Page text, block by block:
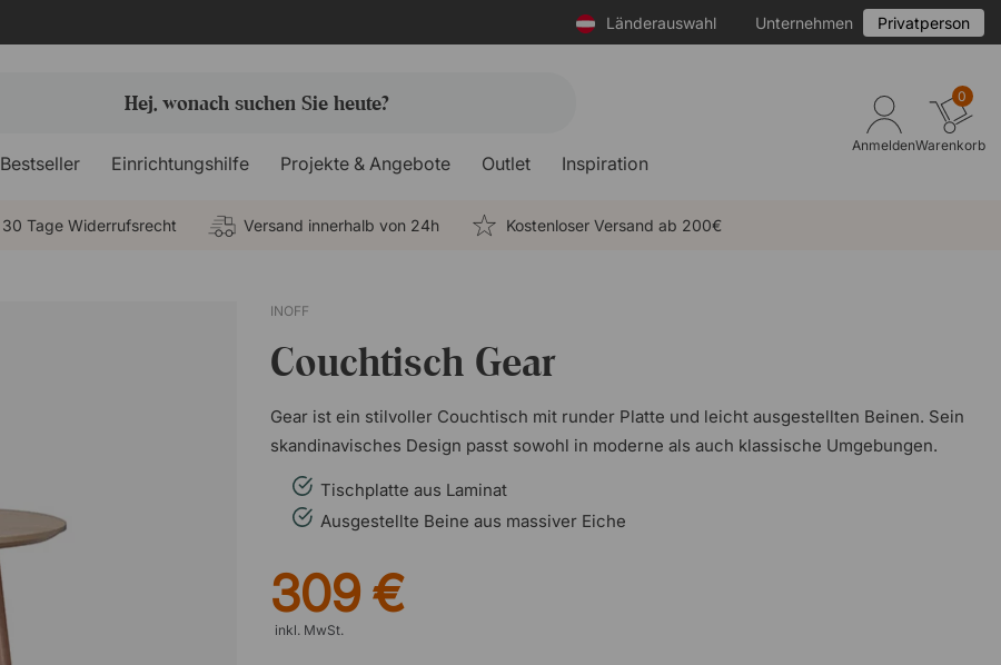
Länderauswahl Unternehmen Privatperson
Bestseller Einrichtungshilfe Projekte & Angebote Outlet Inspiration
Anmelden
0
Warenkorb
30 Tage Widerrufsrecht Versand innerhalb von 24h Kostenloser Versand ab 200€
INOFF
Couchtisch Gear
Gear ist ein stilvoller Couchtisch mit runder Platte und leicht ausgestellten Beinen. Sein
skandinavisches Design passt sowohl in moderne als auch klassische Umgebungen.
Tischplatte aus Laminat
Ausgestellte Beine aus massiver Eiche
309 €
inkl. MwSt.